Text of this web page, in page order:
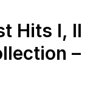
Hits I, II
–